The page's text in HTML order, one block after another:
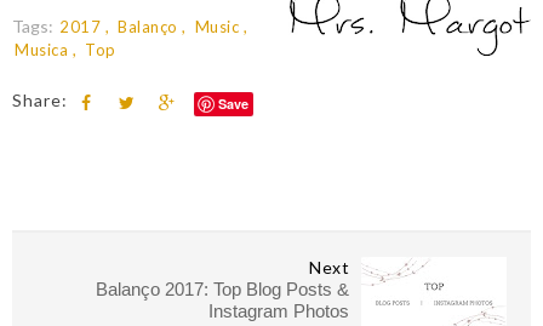
Tags: 2017 Balanço
Music
Musica
Top
Share: Save
Next
Balanço 2017: Top Blog Posts &
Instagram Photos